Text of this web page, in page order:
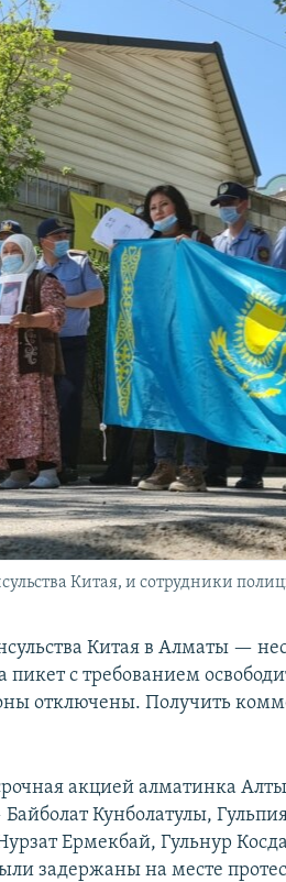
Китая, и сотрудники
Китая в Алматы —
пикет с требованием
отключены. Получить
акцией алматинка
Кунболатулы,
Ермекбай, Гульнур
задержаны на месте